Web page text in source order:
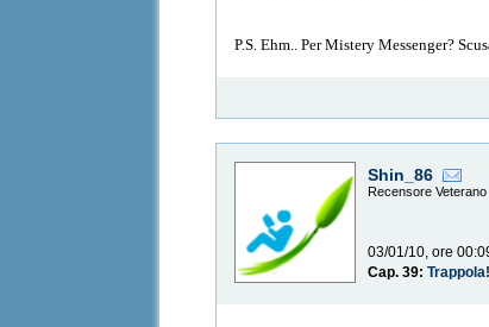
P.S. Ehm.. Per Mistery Messenger?
Shin_86
Recensore Veterano
03/01/10, ore
Cap. 39:Trappola!